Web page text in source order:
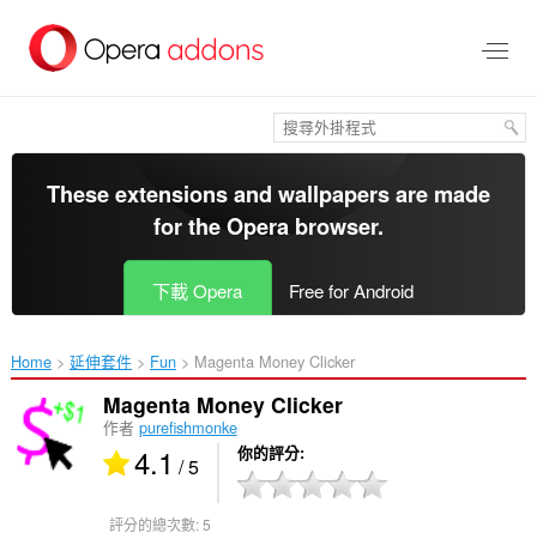
區
These extensions and wallpapers are made
for theOpera browser.
下載 Opera Free for Android
Home 延伸套件 Fun Magenta Money Clicker‎
Magenta Money Clicker
作者 purefishmonke
4.1 / 5 你的評分
評分的總次數:5